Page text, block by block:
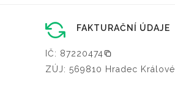
FAKTURAČNÍ ÚDAJE
IČ: 87220474
ZÚJ: 569810 Hradec Králové